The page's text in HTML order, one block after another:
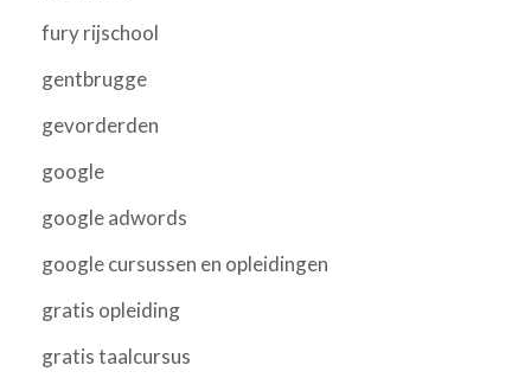
fury rijschool
gentbrugge
gevorderden
google
google adwords
google cursussen en opleidingen
gratis opleiding
gratis taalcursus